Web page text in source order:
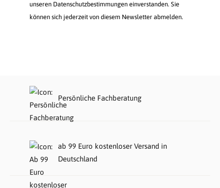
unseren Datenschutzbestimmungen einverstanden. Sie
können sich jederzeit von diesem Newsletter abmelden.
Persönliche Fachberatung
ab 99 Euro kostenloser Versand in
Deutschland